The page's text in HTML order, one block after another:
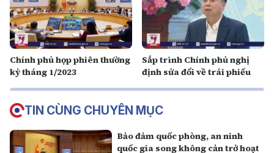
Chính phủ họp phiên thường
kỳ tháng 1/2023
Sắp trình Chính phủ nghị
định sửa đổi về trái phiếu
TIN CÙNG CHUYÊN MỤC
Bảo đảm quốc phòng, an ninh
quốc gia song không cản trở hoạt